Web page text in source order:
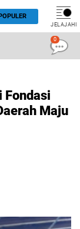
JELAJAHI
Fondasi
Maju
0